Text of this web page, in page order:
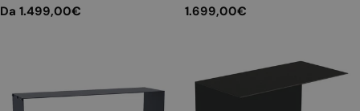
Prezzo
Da 1.499,00€
Prezzo
1.699,00€